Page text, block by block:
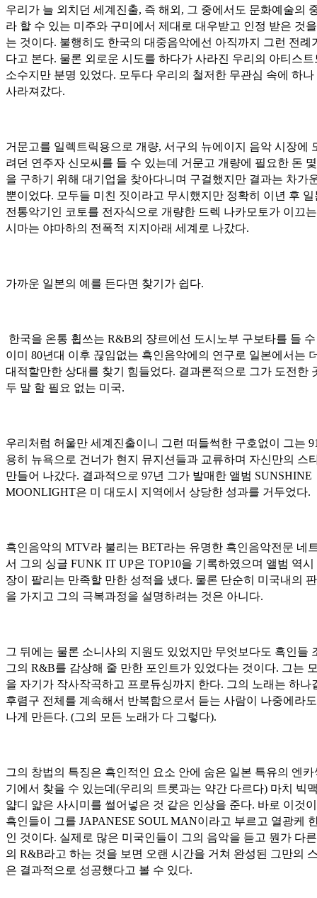
우리가 늘 외치던 세계진출, 즉 해외, 그 중에서도 문화예술의
라 할 수 있는 미주와 구미에서 제대로 대우받고 인정 받은 것
는 것이다. 불행히도 한국의 대중음악에선 아직까지 그런 전례
다고 본다. 물론 외로운 시도를 하다가 사라진 우리의 아티스트
소수지만 분명 있었다. 모두다 우리의 철저한 무관심 속에 하나
사라져갔다.
거문고를 일렉트릭용으로 개량, 서구의 뉴에이지 음악 시장에
려던 연주자 신모씨를 들 수 있는데 거문고 개량에 필요한 돈
을 구하기 위해 대기업을 찾아다니며 구걸했지만 결과는 차가
뿐이었다. 모두들 미친 짓이라고 무시했지만 정확히 이년 후 일
전통악기인 코토를 전자식으로 개량한 드렉 나카모토가 이끄
시마는 야마하의 전폭적 지지아래 세계로 나갔다.
가까운 일본의 예를 든다면 찾기가 쉽다.
한국을 온통 휩쓰는 R&B의 쟝르에선 도시노부 구보타를 들
이미 80년대 이후 끊임없는 흑인음악에의 연구로 일본에서는
대적할만한 상대를 찾기 힘들었다. 결과론적으로 그가 도전한
두 말 할 필요 없는 미국.
우리처럼 허울만 세계진출이니 그런 떠들썩한 구호없이 그는
용히 뉴욕으로 건너가 현지 뮤지션들과 교류하며 자신만의 스
만들어 나갔다. 결과적으로 97년 그가 발매한 앨범 SUNSHINE
MOONLIGHT은 미 대도시 지역에서 상당한 성과를 거두었다.
흑인음악의 MTV라 불리는 BET라는 유명한 흑인음악전문 네
서 그의 싱글 FUNK IT UP은 TOP10을 기록하였으며 앨범 역시
장이 팔리는 만족할 만한 성적을 냈다. 물론 단순히 미국내의
을 가지고 그의 극복과정을 설명하려는 것은 아니다.
그 뒤에는 물론 소니사의 지원도 있었지만 무엇보다도 흑인들
그의 R&B를 감상해 줄 만한 포인트가 있었다는 것이다. 그는
을 자기가 작사작곡하고 프로듀싱까지 한다. 그의 노래는 하나
후렴구 전체를 계속해서 반복함으로서 듣는 사람이 나중에라
나게 만든다. (그의 모든 노래가 다 그렇다).
그의 창법의 특징은 흑인적인 요소 안에 숨은 일본 특유의 엔카
기에서 찾을 수 있는데(우리의 트롯과는 약간 다르다) 마치 빅
얇디 얇은 사시미를 썰어넣은 것 같은 인상을 준다. 바로 이것
흑인들이 그를 JAPANESE SOUL MAN이라고 부르고 열광케
인 것이다. 실제로 많은 미국인들이 그의 음악을 듣고 뭔가 다
의 R&B라고 하는 것을 보면 오랜 시간을 거쳐 완성된 그만의
은 결과적으로 성공했다고 볼 수 있다.